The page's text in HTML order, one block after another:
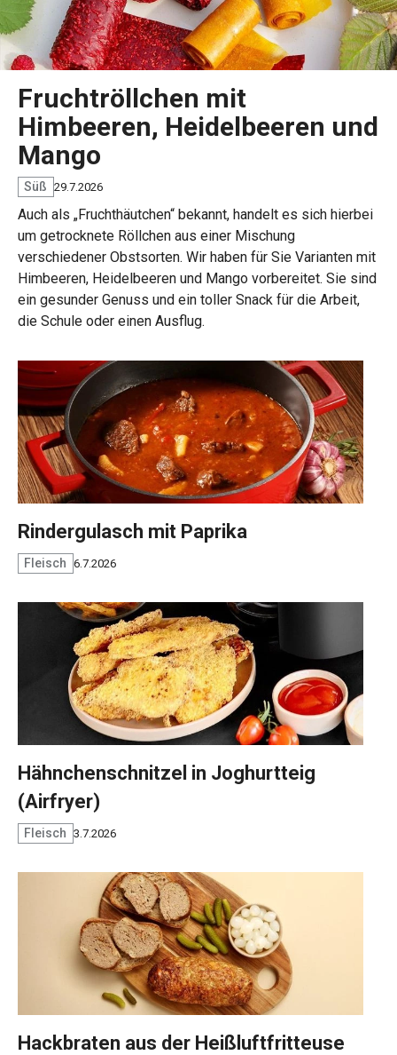
Fruchtröllchen mit
Himbeeren, Heidelbeeren und
Mango
Süß 29.7.2026
Auch als „Fruchthäutchen“ bekannt, handelt es sich hierbei
um getrocknete Röllchen aus einer Mischung
verschiedener Obstsorten. Wir haben für Sie Varianten mit
Himbeeren, Heidelbeeren und Mango vorbereitet. Sie sind
ein gesunder Genuss und ein toller Snack für die Arbeit,
die Schule oder einen Ausflug.
Rindergulasch mit Paprika
Fleisch 6.7.2026
Hähnchenschnitzel in Joghurtteig
(Airfryer)
Fleisch 3.7.2026
Hackbraten aus der Heißluftfritteuse